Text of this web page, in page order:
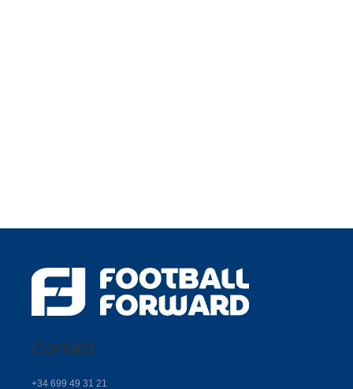
Contact
+34 699 49 31 21